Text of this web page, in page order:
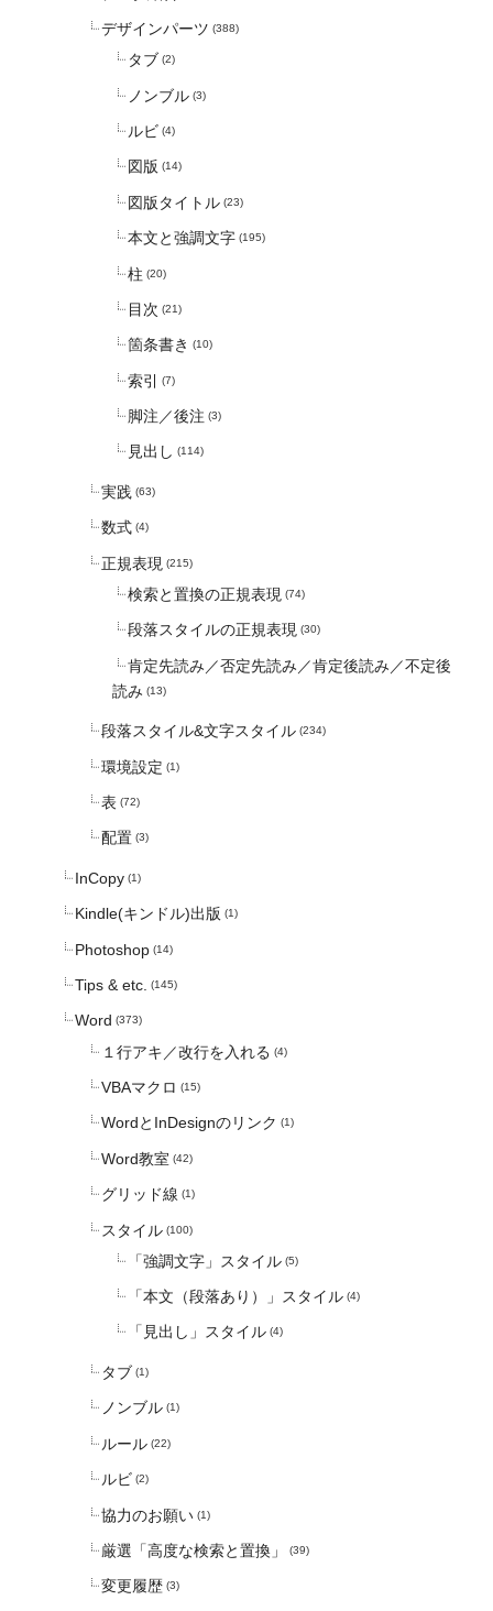
デザインパーツ (388)
タブ (2)
ノンブル (3)
ルビ (4)
図版 (14)
図版タイトル (23)
本文と強調文字 (195)
柱 (20)
目次 (21)
箇条書き (10)
索引 (7)
脚注／後注 (3)
見出し (114)
実践 (63)
数式 (4)
正規表現 (215)
検索と置換の正規表現 (74)
段落スタイルの正規表現 (30)
肯定先読み／否定先読み／肯定後読み／不定後
読み (13)
段落スタイル&文字スタイル (234)
環境設定 (1)
表 (72)
配置 (3)
InCopy (1)
Kindle(キンドル)出版 (1)
Photoshop (14)
Tips & etc. (145)
Word (373)
１行アキ／改行を入れる (4)
VBAマクロ (15)
WordとInDesignのリンク (1)
Word教室 (42)
グリッド線 (1)
スタイル (100)
「強調文字」スタイル (5)
「本文（段落あり）」スタイル (4)
「見出し」スタイル (4)
タブ (1)
ノンブル (1)
ルール (22)
ルビ (2)
協力のお願い (1)
厳選「高度な検索と置換」 (39)
変更履歴 (3)